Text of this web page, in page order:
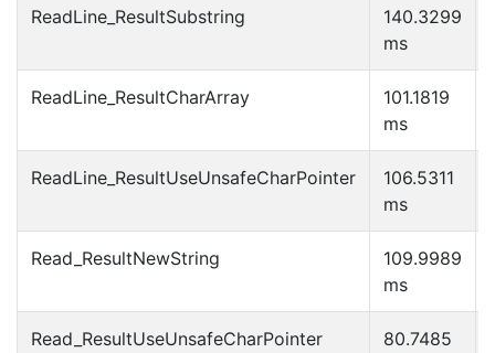
ReadLine_ResultSubstring
140.3299
ms
ReadLine_ResultCharArray
101.1819
ms
ReadLine_ResultUseUnsafeCharPointer
106.5311
ms
Read_ResultNewString
109.9989
ms
Read_ResultUseUnsafeCharPointer
80.7485